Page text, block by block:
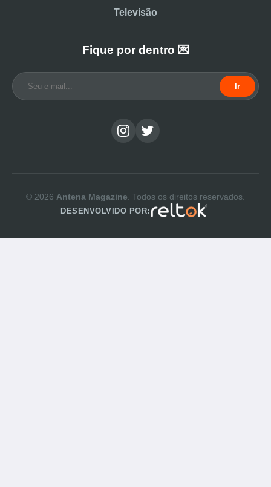
Televisão
Fique por dentro 💌
Ir
© 2026 Antena Magazine . Todos os direitos reservados.
DESENVOLVIDO POR: